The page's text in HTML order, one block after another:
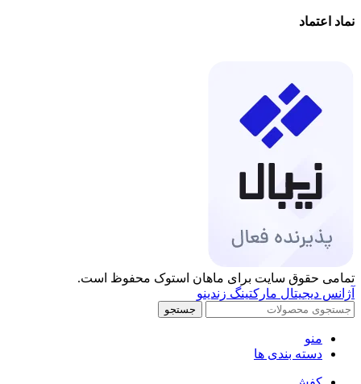
نماد اعتماد
تمامی حقوق سایت برای ماهان استوک محفوظ است.
آژانس دیجیتال مارکتینگ زندینو
جستجو
منو
دسته بندی ها